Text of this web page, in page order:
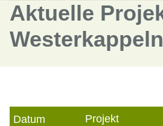
Aktuelle
Westerkappeln
Datum
Projekt